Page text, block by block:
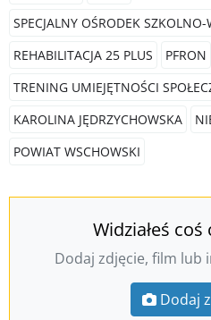
SPECJALNY OŚRODEK
REHABILITACJA 25 PLUS
PFRON
TRENING UMIEJĘTNOŚCI
KAROLINA JĘDRZYCHOWSKA
POWIAT WSCHOWSKI
Widziałeś
Dodaj zdjęcie, film lub
Dodaj